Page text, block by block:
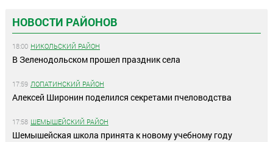
НОВОСТИ РАЙОНОВ
18:00 НИКОЛЬСКИЙ РАЙОН
В Зеленодольском прошел праздник села
17:59 ЛОПАТИНСКИЙ РАЙОН
Алексей Широнин поделился секретами пчеловодства
17:58 ШЕМЫШЕЙСКИЙ РАЙОН
Шемышейская школа принята к новому учебному году